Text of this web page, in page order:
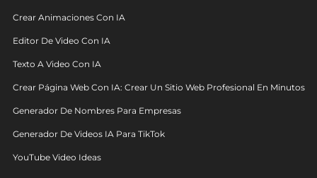
Crear Animaciones Con IA
Editor De Video Con IA
Texto A Video Con IA
Crear Página Web Con IA: Crear Un Sitio Web Profesional En Minutos
Generador De Nombres Para Empresas
Generador De Videos IA Para TikTok
YouTube Video Ideas